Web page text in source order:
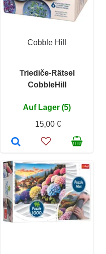
Cobble Hill
Triediče-Rätsel
CobbleHill
Auf Lager (5)
15,00 €